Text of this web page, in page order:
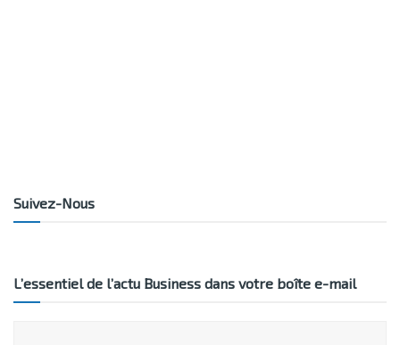
Suivez-Nous
L’essentiel de l’actu Business dans votre boîte e-mail